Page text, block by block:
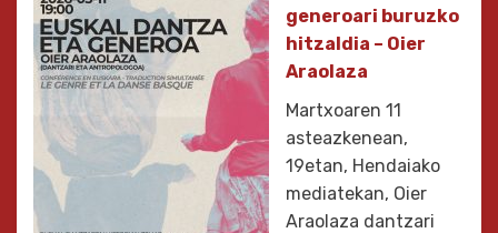
generoari buruzko
hitzaldia – Oier
Araolaza
Martxoaren 11
asteazkenean,
19etan, Hendaiako
mediatekan, Oier
Araolaza dantzari